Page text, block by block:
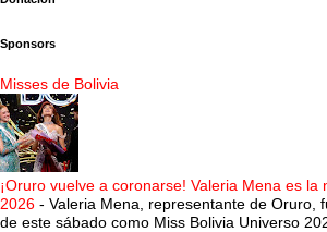
Sponsors
Misses de Bolivia
¡Oruro vuelve a coronarse! Valeria Mena es la
2026 - Valeria Mena, representante de Oruro,
de este sábado como Miss Bolivia Universo